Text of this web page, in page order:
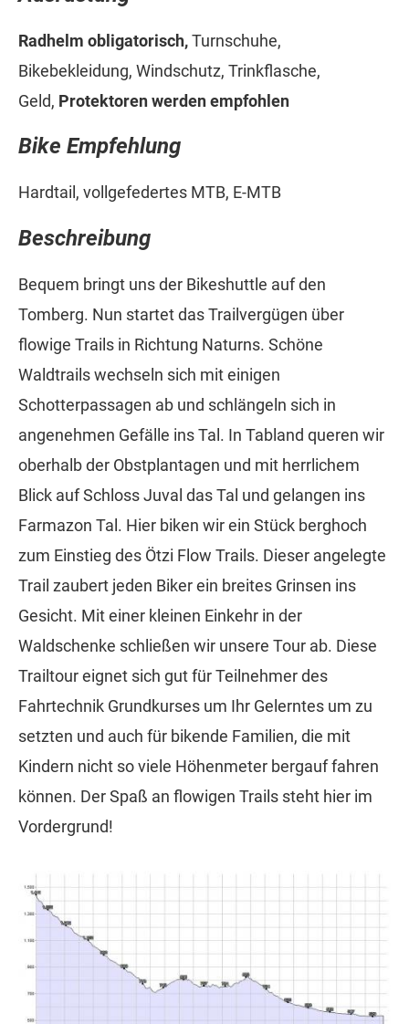
Radhelm obligatorisch,Turnschuhe,
Bikebekleidung, Windschutz, Trinkflasche,
Geld, Protektoren werden empfohlen
Bike Empfehlung
Hardtail, vollgefedertes MTB, E-MTB
Beschreibung
Bequem bringt uns der Bikeshuttle auf den
Tomberg. Nun startet das Trailvergügen über
flowige Trails in Richtung Naturns. Schöne
Waldtrails wechseln sich mit einigen
Schotterpassagen ab und schlängeln sich in
angenehmen Gefälle ins Tal. In Tabland queren wir
oberhalb der Obstplantagen und mit herrlichem
Blick auf Schloss Juval das Tal und gelangen ins
Farmazon Tal. Hier biken wir ein Stück berghoch
zum Einstieg des Ötzi Flow Trails. Dieser angelegte
Trail zaubert jeden Biker ein breites Grinsen ins
Gesicht. Mit einer kleinen Einkehr in der
Waldschenke schließen wir unsere Tour ab. Diese
Trailtour eignet sich gut für Teilnehmer des
Fahrtechnik Grundkurses um Ihr Gelerntes um zu
setzten und auch für bikende Familien, die mit
Kindern nicht so viele Höhenmeter bergauf fahren
können. Der Spaß an flowigen Trails steht hier im
Vordergrund!